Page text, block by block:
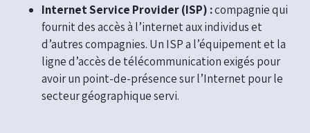
Internet Service Provider (ISP) :compagnie qui
fournit des accès à l’internet aux individus et
d’autres compagnies. Un ISP a l’équipement et la
ligne d’accès de télécommunication exigés pour
avoir un point-de-présence sur l’Internet pour le
secteur géographique servi.